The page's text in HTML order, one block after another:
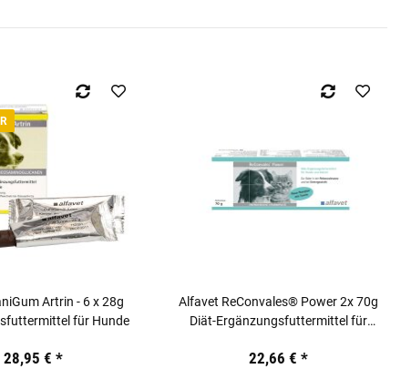
Artrin - 6 x 28g
für Hunde
28,95 €*
Alfavet ReConvales® Power 2x 70g
Diät-Ergänzungsfuttermittel für
22,66 €*